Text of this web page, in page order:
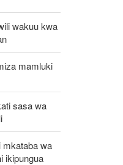
wakuu kwa
mamluki
sasa wa
mkataba wa
ikipungua